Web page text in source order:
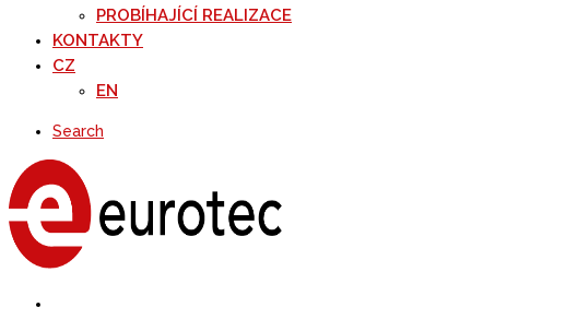
PROBÍHAJÍCÍ REALIZACE
KONTAKTY
CZ
EN
Search